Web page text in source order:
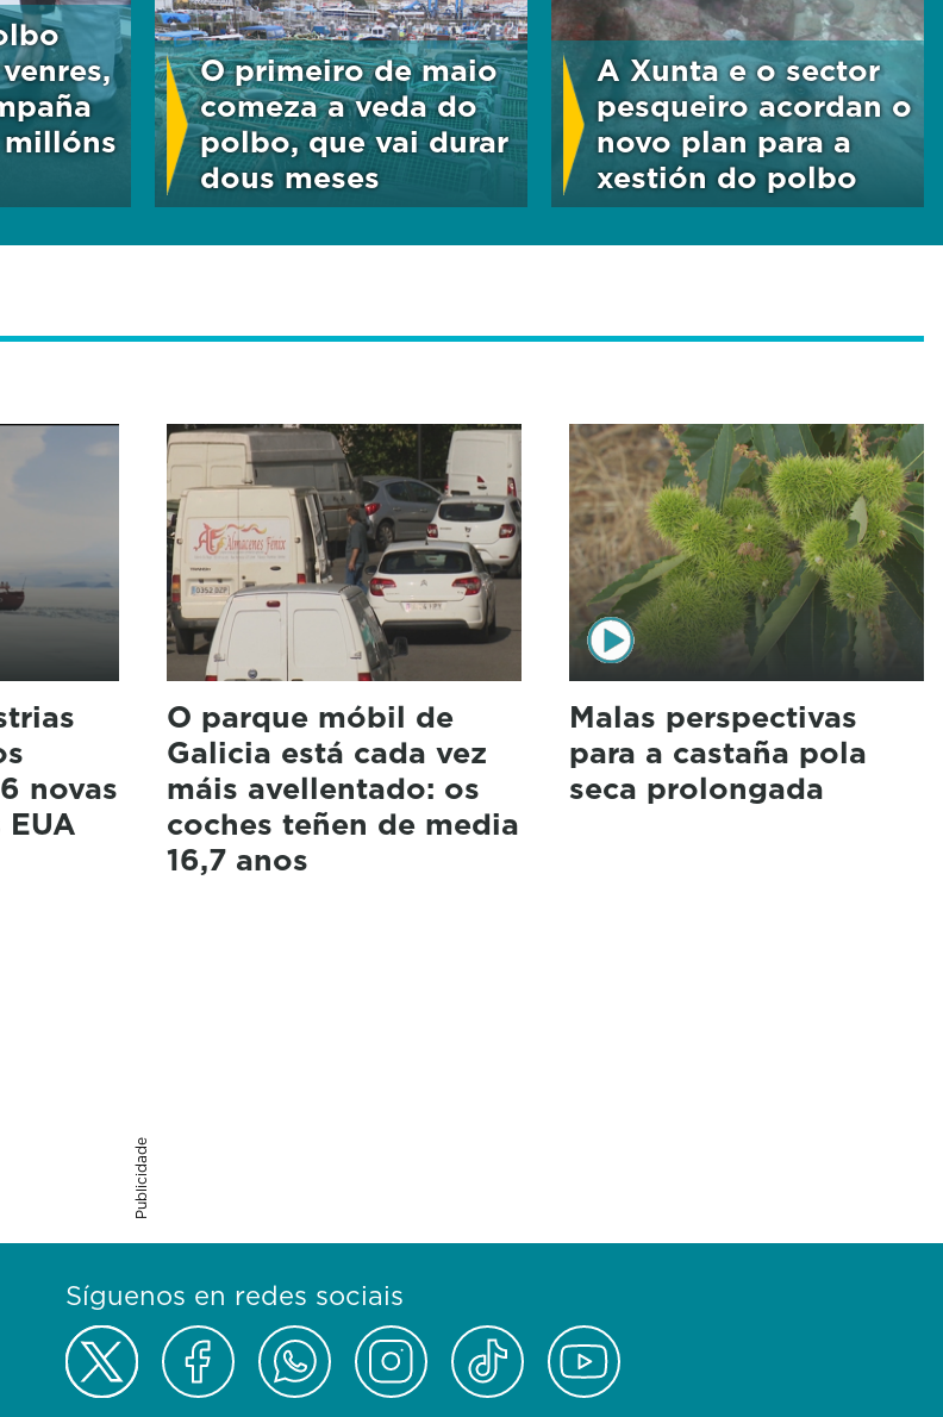
O primeiro de maio
comeza a veda do
polbo, que vai durar
dous meses
A Xunta e o sector
pesqueiro acordan o
novo plan para a
xestión do polbo
novas
O parque móbil de
Galicia está cada vez
máis avellentado: os
coches teñen de media
16,7 anos
Malas perspectivas
para a castaña pola
seca prolongada
Publicidade
Síguenos en redes sociais